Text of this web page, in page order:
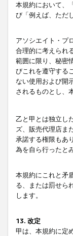
本規約において、
び「例えば、ただ
アソシエイト・プ
合理的に考えられ
範囲に限り、秘密
びこれを遵守する
ない使用および開
されるものとし、
乙と甲とは独立し
ズ、販売代理店ま
承諾する権限もあ
為を自ら行ったと
本規約にこれと矛
る、または罰せら
します。
13. 改定
甲は、本規約に定